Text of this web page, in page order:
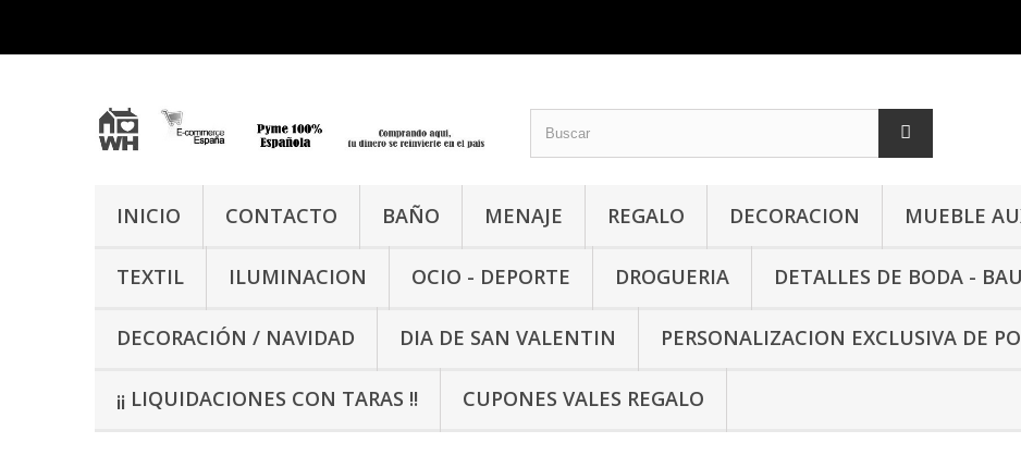
INICIO CONTACTO BAÑO MENAJE REGALO DECORACION MUEBLE
TEXTIL ILUMINACION OCIO - DEPORTE DROGUERIA DETALLES DE BODA -
DECORACIÓN / NAVIDAD DIA DE SAN VALENTIN PERSONALIZACION EXCLUSIVA DE
¡¡ LIQUIDACIONES CON TARAS !! CUPONES VALES REGALO